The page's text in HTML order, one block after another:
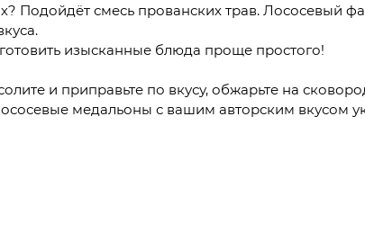
Подойдёт смесь прованских трав. Лососевый
изысканные блюда проще простого!
и приправьте по вкусу, обжарьте на
медальоны с вашим авторским вкусом